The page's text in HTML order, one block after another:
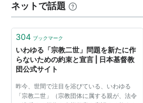
ネットで話題
304 ブックマーク
いわゆる「宗教二世」問題を新たに作
らないための約束と宣言 | 日本基督教
団公式サイト
昨今、世間で注目を浴びている、いわゆる
「宗教二世」（宗教団体に属する親が、法令